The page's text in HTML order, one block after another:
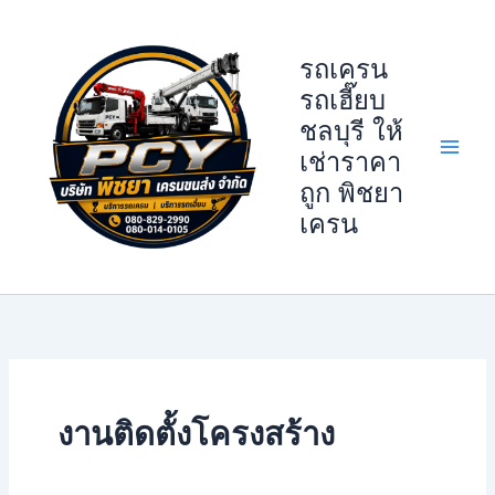
รถเครน
รถเฮี๊ยบ
ชลบุรี ให้
เช่าราคา
ถูก พิชยา
เครน
งานติดตั้งโครงสร้าง